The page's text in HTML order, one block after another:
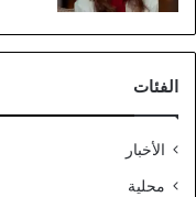
الفئات
الأخبار
محلية